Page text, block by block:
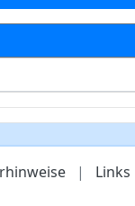
| Links